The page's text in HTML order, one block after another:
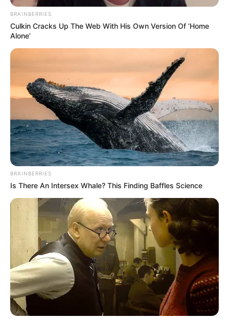
ARJONA
Mujer trans en Arjona,
Alcaldía se pronunció
ESTACIÓN DE POLICÍA
Mujer trans atacada con
aceite caliente en estación
de Policía en Medellín
requiere cirugía
reconstructiva
LA CEJA
Investigan el asesinato de
Yulitza Orozco, mujer
trans hallada sin vida en el
Oriente antioqueño
JUDICIALIZACIÓN
Por no pagar 'vacuna';
trabajadora sexual trans
fue agredida con
BRAINBERRIES
Culkin Cracks Up The Web With His Own Version Of ‘Home
Alone’
BRAINBERRIES
Is There An Intersex Whale? This Finding Baffles Science